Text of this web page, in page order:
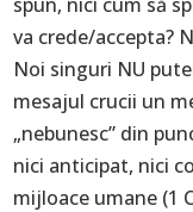
va crede/accepta?
Noi singuri NU
mesajul crucii un
„nebunesc” din
nici anticipat, nici
mijloace umane (1